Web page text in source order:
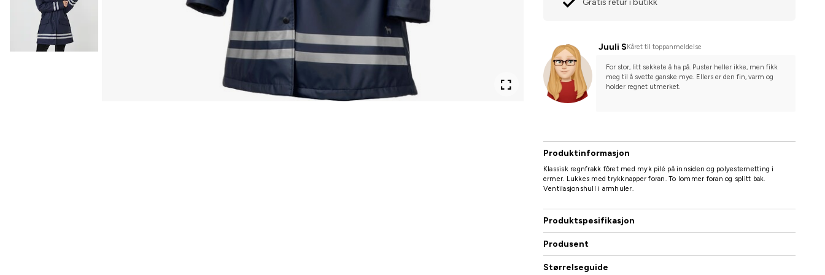
Juuli SKåret til toppanmeldelse
For stor, litt sekkete å ha på. Puster heller ikke, men fikk
meg til å svette ganske mye. Ellers er den fin, varm og
holder regnet utmerket.
Produktinformasjon
Klassisk regnfrakk fôret med myk pilé på innsiden og polyesternetting i
ermer. Lukkes med trykknapper foran. To lommer foran og splitt bak.
Ventilasjonshull i armhuler.
Produktspesifikasjon
Produsent
Størrelseguide